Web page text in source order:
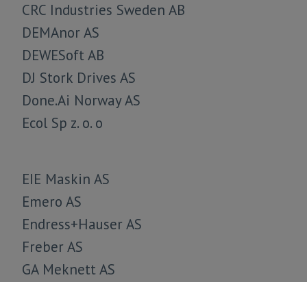
CRC Industries Sweden AB
DEMAnor AS
DEWESoft AB
DJ Stork Drives AS
Done.Ai Norway AS
Ecol Sp z. o. o
EIE Maskin AS
​​​​​​​Emero AS
Endress+Hauser AS
Freber AS
GA Meknett AS